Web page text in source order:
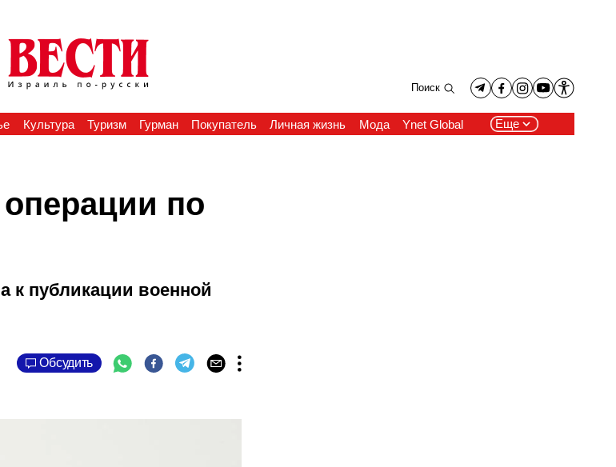
Поиск
Культура Туризм Гурман Покупатель Личная жизнь Мода Ynet Global Еще
по
к публикации военной
Обсудить